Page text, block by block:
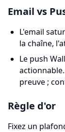
Email vs
L'email
la chaîne,
Le push
preuve ;
Règle d'or
Fixez un